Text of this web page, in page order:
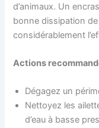
d’animaux. Un
bonne dissipation
considérablement
Actions
Dégagez un
Nettoyez les
d’eau à basse